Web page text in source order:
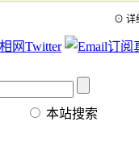
⊙ 详
本站搜索